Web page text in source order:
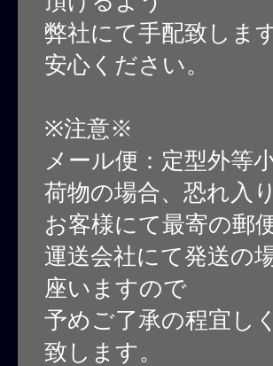
弊社にて手配致しま
安心ください。
※注意※
メール便：定型外等
荷物の場合、恐れ入
お客様にて最寄の郵
運送会社にて発送の
座いますので
予めご了承の程宜し
致します。